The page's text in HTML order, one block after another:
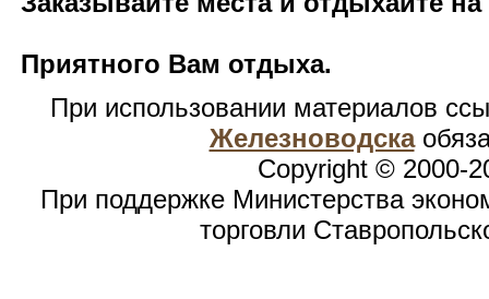
Приятного Вам отдыха.
При использовании материалов
Железноводска
Copyright © 2000-
При поддержке Министерства
торговли